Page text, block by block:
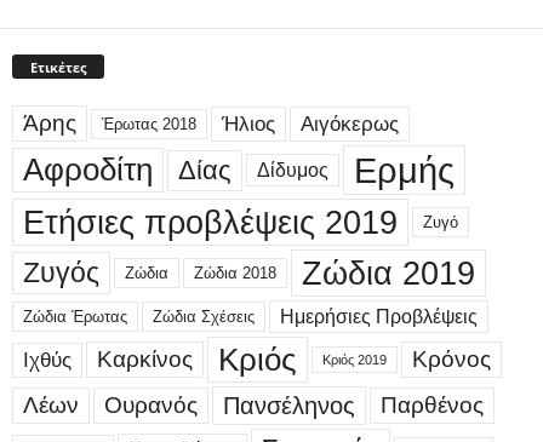
Ετικέτες
Άρης Έρωτας 2018 Ήλιος Αιγόκερως
Αφροδίτη Δίας Δίδυμος Ερμής
Ετήσιες προβλέψεις 2019 Ζυγό
Ζυγός Ζώδια Ζώδια 2018 Ζώδια 2019
Ζώδια Έρωτας Ζώδια Σχέσεις Ημερήσιες Προβλέψεις
Ιχθύς Καρκίνος Κριός Κριός 2019
Κρόνος
Λέων
Ουρανός Πανσέληνος Παρθένος